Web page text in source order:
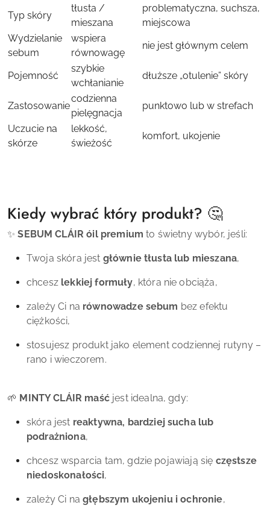
Typ skóry
tłusta /
mieszana
problematyczna, suchsza,
miejscowa
Wydzielanie
sebum
wspiera
równowagę
nie jest głównym celem
Pojemność
szybkie
wchłanianie
dłuższe „otulenie” skóry
Zastosowanie
codzienna
pielęgnacja
punktowo lub w strefach
Uczucie na
skórze
lekkość,
świeżość
komfort, ukojenie
Kiedy wybrać który produkt? 🤔
✨ SEBUM CLÁIR óil premium to świetny wybór, jeśli:
Twoja skóra jest głównie tłusta lub mieszana,
chcesz lekkiej formuły, która nie obciąża,
zależy Ci na równowadze sebum bez efektu
ciężkości,
stosujesz produkt jako element codziennej rutyny –
rano i wieczorem.
🌱 MINTY CLÁIR maść jest idealna, gdy:
skóra jest reaktywna, bardziej sucha lub
podrażniona,
chcesz wsparcia tam, gdzie pojawiają się częstsze
niedoskonałości,
zależy Ci na głębszym ukojeniu i ochronie,